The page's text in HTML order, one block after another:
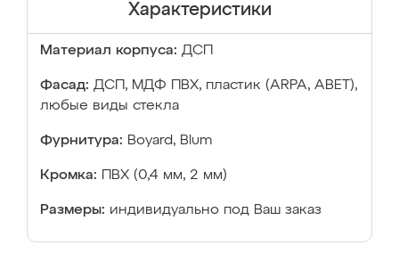
Характеристики
Материал корпуса: ДСП
Фасад: ДСП, МДФ ПВХ, пластик (ARPA, ABET),
любые виды стекла
Фурнитура: Boyard, Blum
Кромка: ПВХ (0,4 мм, 2 мм)
Размеры: индивидуально под Ваш заказ